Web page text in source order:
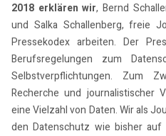
2018 erklären wir, Bernd
und Salka Schallenberg, freie
Pressekodex arbeiten. Der
Berufsregelungen zum
Selbstverpflichtungen. Zum
Recherche und journalistischer
eine Vielzahl von Daten. Wir als
den Datenschutz wie bisher auf